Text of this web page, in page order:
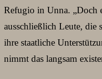
Refugio in Unna. „Doch
ausschließlich Leute, die
ihre staatliche
nimmt das langsam